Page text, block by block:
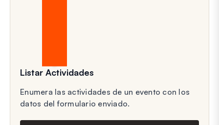
Listar Actividades
Enumera las actividades de un evento con los
datos del formulario enviado.